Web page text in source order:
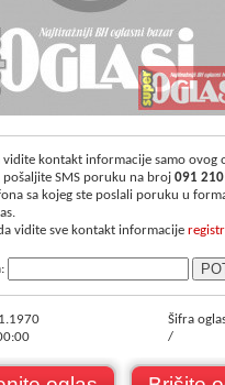
vidite kontakt informacije samo ovog
pošaljite SMS poruku na broj 091
sa kojeg ste poslali poruku u
vidite sve kontakt informacije
Šifra
/